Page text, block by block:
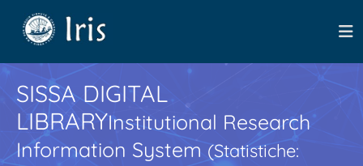
SISSA DIGITAL
LIBRARYInstitutional Research
Information System(Statistiche: